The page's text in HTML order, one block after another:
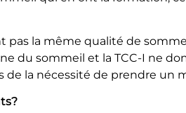
pas la même qualité de
du sommeil et la TCC-I ne
de la nécessité de prendre